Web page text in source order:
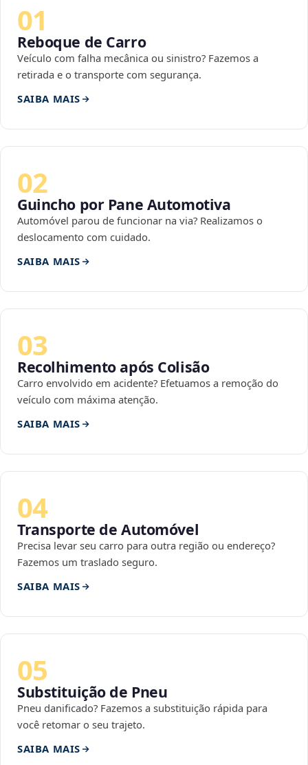
01
Reboque de Carro
Veículo com falha mecânica ou sinistro? Fazemos a
retirada e o transporte com segurança.
SAIBA MAIS
02
Guincho por Pane Automotiva
Automóvel parou de funcionar na via? Realizamos o
deslocamento com cuidado.
SAIBA MAIS
03
Recolhimento após Colisão
Carro envolvido em acidente? Efetuamos a remoção do
veículo com máxima atenção.
SAIBA MAIS
04
Transporte de Automóvel
Precisa levar seu carro para outra região ou endereço?
Fazemos um traslado seguro.
SAIBA MAIS
05
Substituição de Pneu
Pneu danificado? Fazemos a substituição rápida para
você retomar o seu trajeto.
SAIBA MAIS